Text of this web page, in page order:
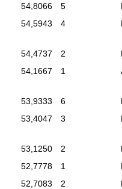
54,8066 5
54,5943 4
54,4737 2
54,1667 1
53,9333 6
53,4047 3
53,1250 2
52,7778 1
52,7083 2